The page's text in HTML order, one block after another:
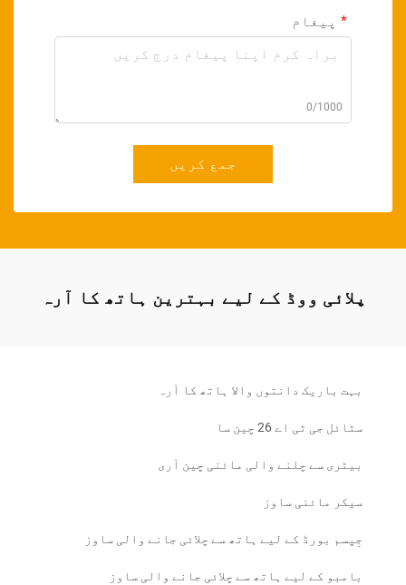
پیغام
0/1000
جمع کریں
پلائی ووڈ کے لیے بہترین ہاتھ کا آرہ
بہت باریک دانتوں والا ہاتھ کا آرہ
سٹائل جی ٹی اے 26 چین سا
بیٹری سے چلنے والی مائنی چین آری
سیکر مائنی ساوز
جِپسم بورڈ کے لیے ہاتھ سے چلائی جانے والی ساوز
بامبو کے لیے ہاتھ سے چلائی جانے والی ساوز